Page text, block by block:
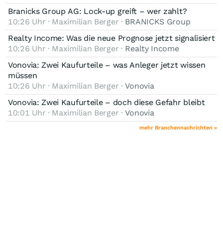
Branicks Group AG: Lock-up greift – wer zahlt?
10:26 Uhr · Maximilian Berger · BRANICKS Group
Realty Income: Was die neue Prognose jetzt signalisiert
10:26 Uhr · Maximilian Berger · Realty Income
Vonovia: Zwei Kaufurteile – was Anleger jetzt wissen
müssen
10:26 Uhr · Maximilian Berger ·Vonovia
Vonovia: Zwei Kaufurteile – doch diese Gefahr bleibt
10:01 Uhr · Maximilian Berger ·Vonovia
mehr Branchennachrichten »